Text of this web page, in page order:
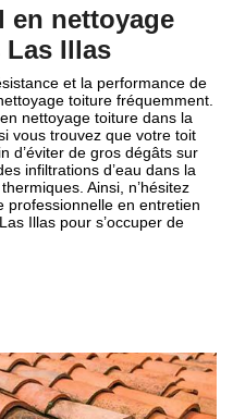
en nettoyage
Las Illas
et la performance de
toiture fréquemment.
nettoyage toiture dans la
vous trouvez que votre toit
d’éviter de gros dégâts sur
infiltrations d’eau dans la
Ainsi, n’hésitez
professionnelle en entretien
Illas pour s’occuper de